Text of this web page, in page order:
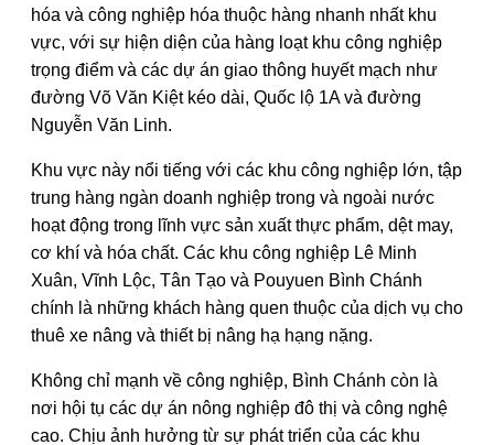
hóa và công nghiệp hóa thuộc hàng nhanh nhất khu
vực, với sự hiện diện của hàng loạt khu công nghiệp
trọng điểm và các dự án giao thông huyết mạch như
đường Võ Văn Kiệt kéo dài, Quốc lộ 1A và đường
Nguyễn Văn Linh.
Khu vực này nổi tiếng với các khu công nghiệp lớn, tập
trung hàng ngàn doanh nghiệp trong và ngoài nước
hoạt động trong lĩnh vực sản xuất thực phẩm, dệt may,
cơ khí và hóa chất. Các khu công nghiệp Lê Minh
Xuân, Vĩnh Lộc, Tân Tạo và Pouyuen Bình Chánh
chính là những khách hàng quen thuộc của dịch vụ cho
thuê xe nâng và thiết bị nâng hạ hạng nặng.
Không chỉ mạnh về công nghiệp, Bình Chánh còn là
nơi hội tụ các dự án nông nghiệp đô thị và công nghệ
cao. Chịu ảnh hưởng từ sự phát triển của các khu